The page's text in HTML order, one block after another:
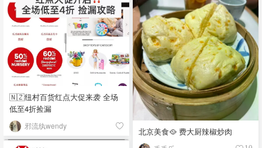
🇳🇿纽村百货红点大促来袭 全场
低至4折捡漏
邪流纨wendy
北京美食🥘 费大厨辣椒炒肉